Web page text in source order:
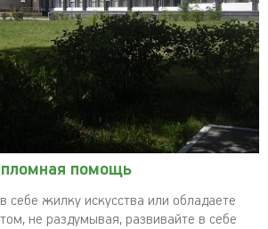
помощь
себе жилку искусства или обладаете
не раздумывая, развивайте в себе